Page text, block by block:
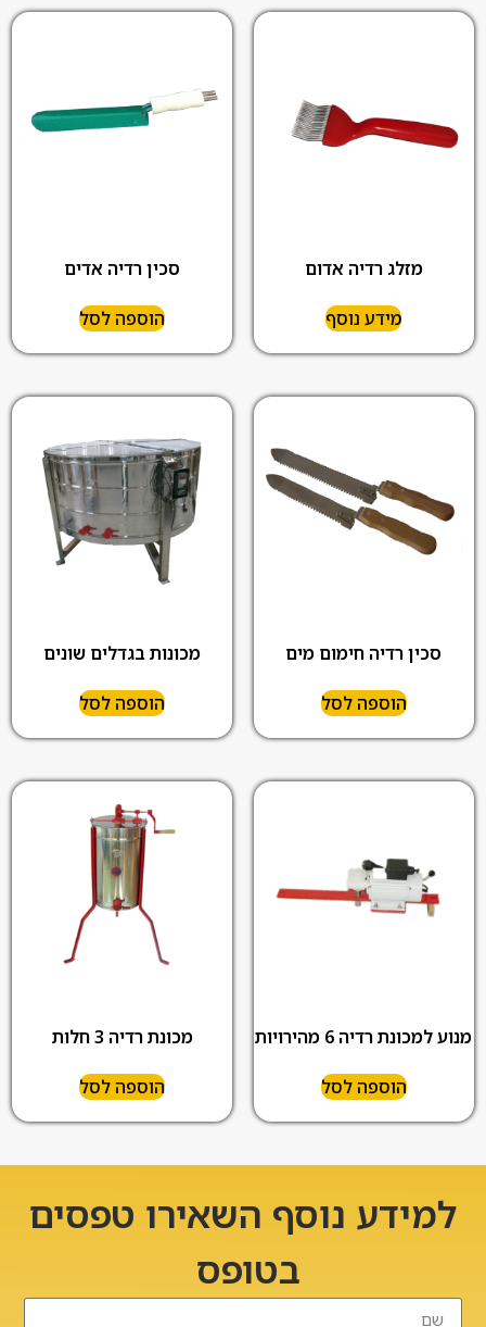
מזלג רדיה אדום
מידע נוסף
סכין רדיה אדים
הוספה לסל
סכין רדיה חימום מים
הוספה לסל
מכונות בגדלים שונים
הוספה לסל
מנוע למכונת רדיה 6 מהירויות
הוספה לסל
מכונת רדיה 3 חלות
הוספה לסל
למידע נוסף השאירו טפסים
בטופס